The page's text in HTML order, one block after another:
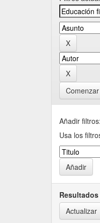
Añadir filtros:
Usa los